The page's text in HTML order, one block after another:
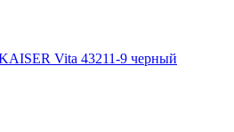
Vita 43211-9 черный